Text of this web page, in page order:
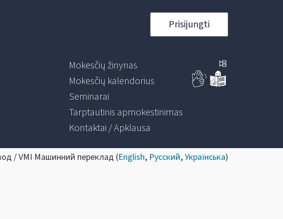
Prisijungti
Mokesčių žinynas
Mokesčių kalendorius
Seminarai
Tarptautinis apmokestinimas
Kontaktai / Apklausa
/ VMI Машинний переклад (English, Русский,Українська)